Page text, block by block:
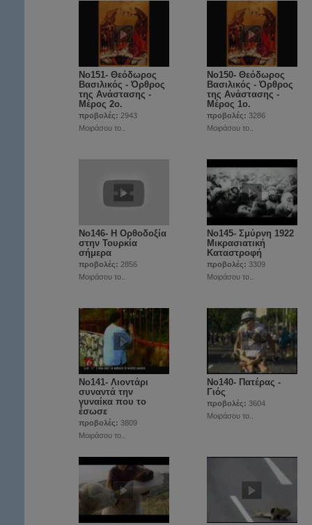
Νο151- Θεόδωρος
Βασιλικός - Όρθρος
της Ανάστασης -
Μέρος 2ο.
προβολές: 2943
Μοιράσου το..
Νο150- Θεόδωρος
Βασιλικός - Όρθρος
της Ανάστασης -
Μέρος 1ο.
προβολές: 3286
Μοιράσου το..
Νο146- Η Ορθοδοξία
στην Τουρκία
σήμερα
προβολές: 2856
Μοιράσου το..
Νο145- Σμύρνη 1922
Μικρασιατική
Καταστροφή
προβολές: 3309
Μοιράσου το..
Νο141- Λιοντάρι
συναντά την
γυναίκα που το
έσωσε
προβολές: 3809
Μοιράσου το..
Νο140- Πατέρας -
Γιός
προβολές: 3604
Μοιράσου το..